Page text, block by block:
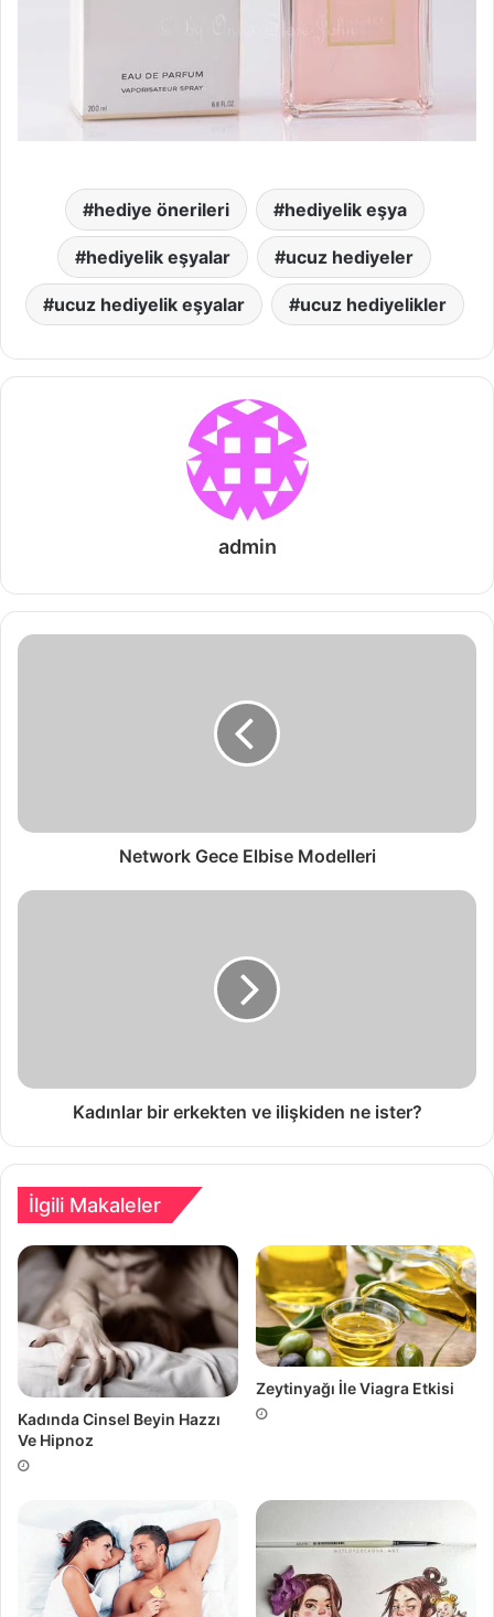
hediye önerileri hediyelik eşya
hediyelik eşyalar ucuz hediyeler
ucuz hediyelik eşyalar ucuz hediyelikler
admin
Network Gece Elbise Modelleri
Kadınlar bir erkekten ve ilişkiden ne ister?
İlgili Makaleler
Kadında Cinsel Beyin Hazzı
Ve Hipnoz
Zeytinyağı İle Viagra Etkisi